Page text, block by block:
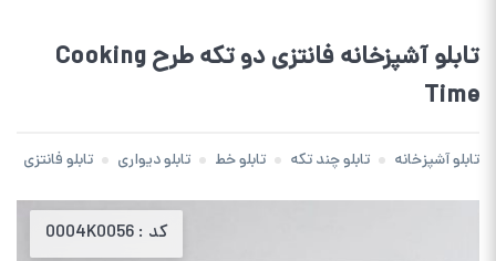
تابلو آشپزخانه فانتزی دو تکه طرح Cooking
Time
تابلو آشپزخانه تابلو چند تکه تابلو خط تابلو دیواری تابلو فانتزی
کد : 0004K0056